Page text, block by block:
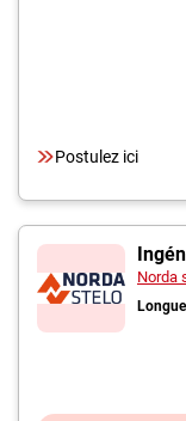
Postulez ici
Norda